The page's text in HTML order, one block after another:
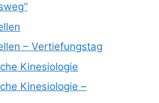
– Vertiefungstag
Kinesiologie
Kinesiologie –